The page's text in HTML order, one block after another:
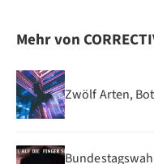
Mehr von
Zwölf Arten,